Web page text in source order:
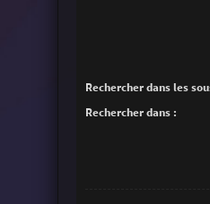
Rechercher dans les
Rechercher dans :